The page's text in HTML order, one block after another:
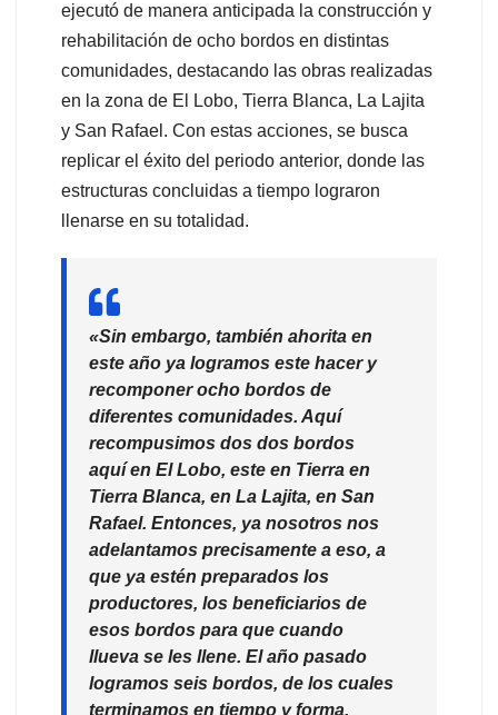
ejecutó de manera anticipada la construcción y
rehabilitación de ocho bordos en distintas
comunidades, destacando las obras realizadas
en la zona de El Lobo, Tierra Blanca, La Lajita
y San Rafael. Con estas acciones, se busca
replicar el éxito del periodo anterior, donde las
estructuras concluidas a tiempo lograron
llenarse en su totalidad.
«Sin embargo, también ahorita en
este año ya logramos este hacer y
recomponer ocho bordos de
diferentes comunidades. Aquí
recompusimos dos dos bordos
aquí en El Lobo, este en Tierra en
Tierra Blanca, en La Lajita, en San
Rafael. Entonces, ya nosotros nos
adelantamos precisamente a eso, a
que ya estén preparados los
productores, los beneficiarios de
esos bordos para que cuando
llueva se les llene. El año pasado
logramos seis bordos, de los cuales
terminamos en tiempo y forma,